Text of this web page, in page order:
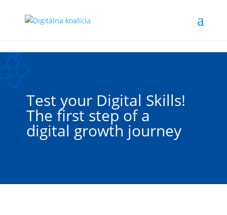
Test your Digital Skills!
The first step of a
digital growth journey